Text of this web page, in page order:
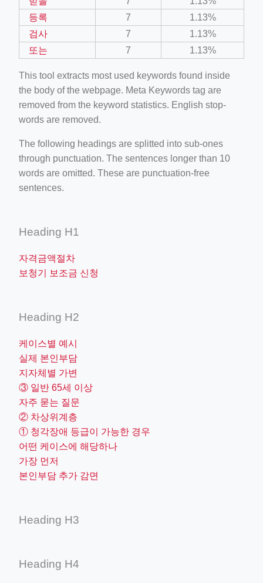
등록
7
1.13%
검사
7
1.13%
또는
7 1.13%
This tool extracts most used keywords found inside
the body of the webpage. Meta Keywords tag are
removed from the keyword statistics. English stop-
words are removed.
The following headings are splitted into sub-ones
through punctuation. The sentences longer than 10
words are omitted. These are punctuation-free
sentences.
Heading H1
자격금액절차
보청기 보조금 신청
Heading H2
케이스별 예시
실제 본인부담
지자체별 가변
③ 일반 65세 이상
자주 묻는 질문
② 차상위계층
① 청각장애 등급이 가능한 경우
어떤 케이스에 해당하나
가장 먼저
본인부담 추가 감면
Heading H3
Heading H4